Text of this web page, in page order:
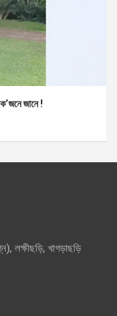
ক’জনে জানে !
লক্ষীছড়ি, খাগড়াছড়ি